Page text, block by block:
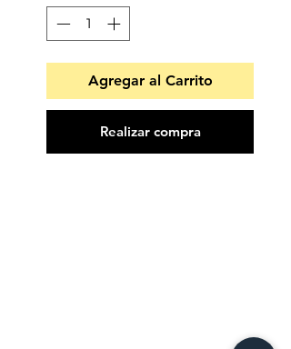
Agregar al Carrito
Realizar compra